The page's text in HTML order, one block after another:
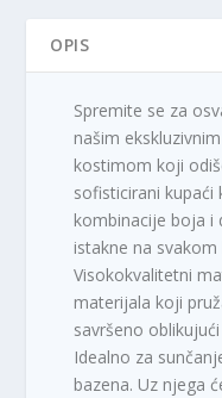
OPIS
Spremite se za
našim
kostimom koji
sofisticirani
kombinacije boja i
istakne na svakom
Visokokvalitetni
materijala koji
savršeno
Idealno za
bazena. Uz njega